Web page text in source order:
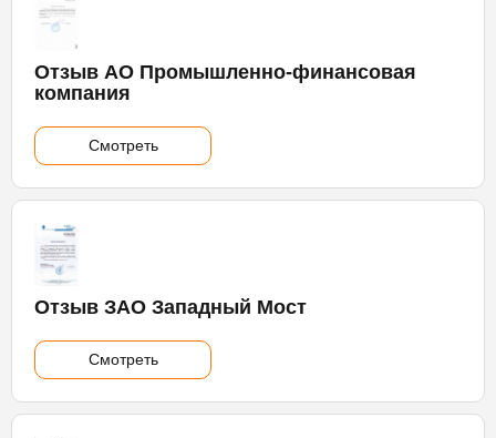
Отзыв АО Промышленно-финансовая
компания
Смотреть
Отзыв ЗАО Западный Мост
Смотреть